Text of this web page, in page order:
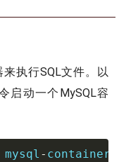
执行SQL文件。以
启动一个MySQL容
mysql - container